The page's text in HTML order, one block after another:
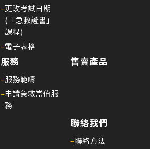
–更改考試日期
(「急救證書」
課程)
–電子表格
服務
–服務範疇
–申請急救當值服
務
售賣產品
聯絡我們
–聯絡方法